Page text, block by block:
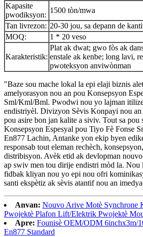
Kapasite
pwodiksyon:
1500 tòn/mwa
Tan livrezon: 20-30 jou, sa depann de
MOQ:
1 * 20 veso
Karakteristik:
Plat ak dwat; gwo fòs ak
enstale ak kenbe; long lavi,
pwoteksyon anviwònman
"Baze sou mache lokal la epi elaji biznis
amelyorasyon nou an pou Konsepsyon
Sml/Kml/Bml. Pwodwi nou yo lajman
endistriyèl. Divizyon Sèvis Konpayi nou
pou asire bon jan kalite a siviv. Tout sa pou
Konsepsyon Espesyal pou Tiyo Fè Fonse
En877 Lachin, Antanke yon ekip byen
responsab tout eleman rechèch,
distribisyon. Avèk etid ak devlopman
ap swiv men tou dirije endistri mòd la. Nou
fidbak kliyan nou yo epi nou ofri
santi ekspètiz ak sèvis atantif nou an
Anvan: Nouvo Arive Motè Synchrone
Pwojektè Plafon Lift/Elektrik Pwojektè
Apre: Founisè OEM/ODM 6inchx3m/
En877 Standard